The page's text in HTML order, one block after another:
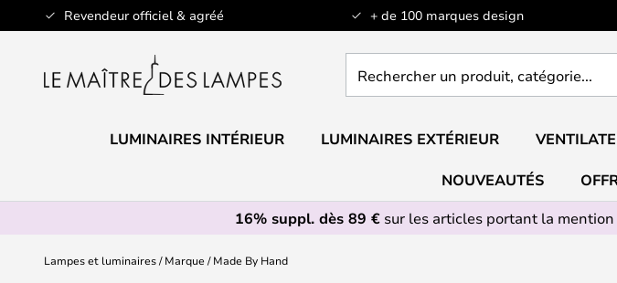
Revendeur officiel & agréé + de 100 marques design
Allez
au
un
catégorie...
LUMINAIRES INTÉRIEUR LUMINAIRES EXTÉRIEUR
NOUVEAUTÉS
16% suppl. dès 89 €sur les articles portant la mention
Lampes et luminaires Marque Made By Hand